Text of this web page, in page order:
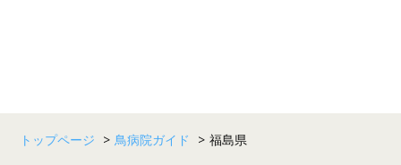
トップページ > 鳥病院ガイド > 福島県